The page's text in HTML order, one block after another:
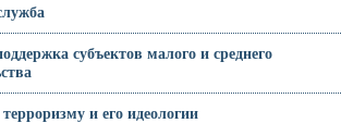
субъектов малого и среднего
и его идеологии